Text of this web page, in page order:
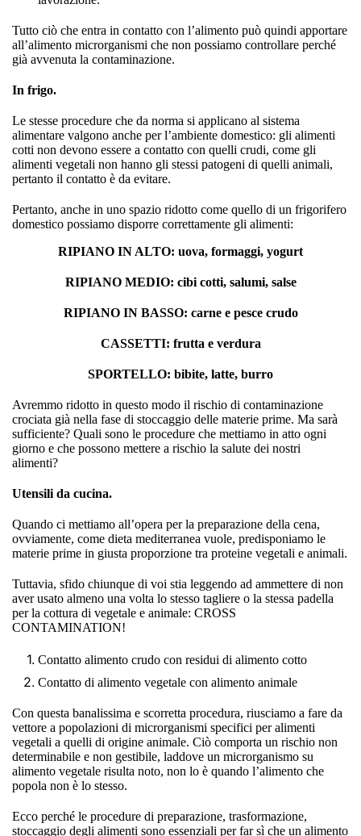
Tutto ciò che entra in contatto con l’alimento può quindi apportare
all’alimento microrganismi che non possiamo controllare perché
già avvenuta la contaminazione.
In frigo.
Le stesse procedure che da norma si applicano al sistema
alimentare valgono anche per l’ambiente domestico: gli alimenti
cotti non devono essere a contatto con quelli crudi, come gli
alimenti vegetali non hanno gli stessi patogeni di quelli animali,
pertanto il contatto è da evitare.
Pertanto, anche in uno spazio ridotto come quello di un frigorifero
domestico possiamo disporre correttamente gli alimenti:
RIPIANO IN ALTO: uova, formaggi, yogurt
RIPIANO MEDIO: cibi cotti, salumi, salse
RIPIANO IN BASSO: carne e pesce crudo
CASSETTI: frutta e verdura
SPORTELLO: bibite, latte, burro
Avremmo ridotto in questo modo il rischio di contaminazione
crociata già nella fase di stoccaggio delle materie prime. Ma sarà
sufficiente? Quali sono le procedure che mettiamo in atto ogni
giorno e che possono mettere a rischio la salute dei nostri
alimenti?
Utensili da cucina.
Quando ci mettiamo all’opera per la preparazione della cena,
ovviamente, come dieta mediterranea vuole, predisponiamo le
materie prime in giusta proporzione tra proteine vegetali e animali.
Tuttavia, sfido chiunque di voi stia leggendo ad ammettere di non
aver usato almeno una volta lo stesso tagliere o la stessa padella
per la cottura di vegetale e animale: CROSS
CONTAMINATION!
Contatto alimento crudo con residui di alimento cotto
Contatto di alimento vegetale con alimento animale
Con questa banalissima e scorretta procedura, riusciamo a fare da
vettore a popolazioni di microrganismi specifici per alimenti
vegetali a quelli di origine animale. Ciò comporta un rischio non
determinabile e non gestibile, laddove un microrganismo su
alimento vegetale risulta noto, non lo è quando l’alimento che
popola non è lo stesso.
Ecco perché le procedure di preparazione, trasformazione,
stoccaggio degli alimenti sono essenziali per far sì che un alimento